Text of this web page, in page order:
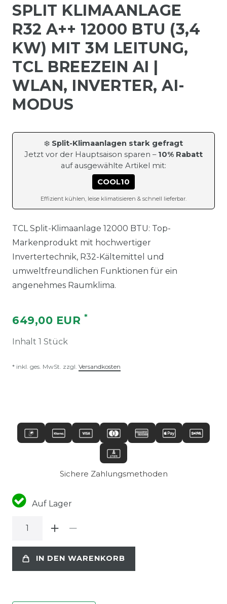
SPLIT KLIMAANLAGE
R32 A++ 12000 BTU (3,4
KW) MIT 3M LEITUNG,
TCL BREEZEIN AI |
WLAN, INVERTER, AI-
MODUS
❄️ Split-Klimaanlagen stark gefragt
Jetzt vor der Hauptsaison sparen – 10% Rabatt
auf ausgewählte Artikel mit:
COOL10
Effizient kühlen, leise klimatisieren & schnell lieferbar.
TCL Split-Klimaanlage 12000 BTU: Top-
Markenprodukt mit hochwertiger
Invertertechnik, R32-Kältemittel und
umweltfreundlichen Funktionen für ein
angenehmes Raumklima.
649,00 EUR *
Inhalt 1 Stück
* inkl. ges. MwSt. zzgl. Versandkosten
Sichere Zahlungsmethoden
Auf Lager
IN DEN WARENKORB